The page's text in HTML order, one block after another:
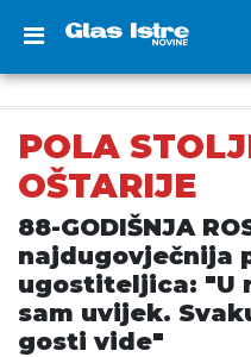
POLA
OŠTARIJE
88-GODIŠNJA
najdugovječnija
ugostiteljica: "U
sam uvijek.
gosti vide"